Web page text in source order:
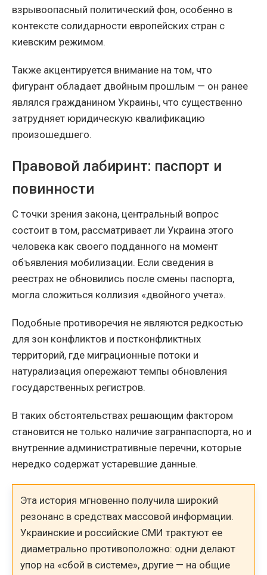
взрывоопасный политический фон, особенно в
контексте солидарности европейских стран с
киевским режимом.
Также акцентируется внимание на том, что
фигурант обладает двойным прошлым — он ранее
являлся гражданином Украины, что существенно
затрудняет юридическую квалификацию
произошедшего.
Правовой лабиринт: паспорт и
повинности
С точки зрения закона, центральный вопрос
состоит в том, рассматривает ли Украина этого
человека как своего подданного на момент
объявления мобилизации. Если сведения в
реестрах не обновились после смены паспорта,
могла сложиться коллизия «двойного учета».
Подобные противоречия не являются редкостью
для зон конфликтов и постконфликтных
территорий, где миграционные потоки и
натурализация опережают темпы обновления
государственных регистров.
В таких обстоятельствах решающим фактором
становится не только наличие загранпаспорта, но и
внутренние административные перечни, которые
нередко содержат устаревшие данные.
Эта история мгновенно получила широкий
резонанс в средствах массовой информации.
Украинские и российские СМИ трактуют ее
диаметрально противоположно: одни делают
упор на «сбой в системе», другие — на общие